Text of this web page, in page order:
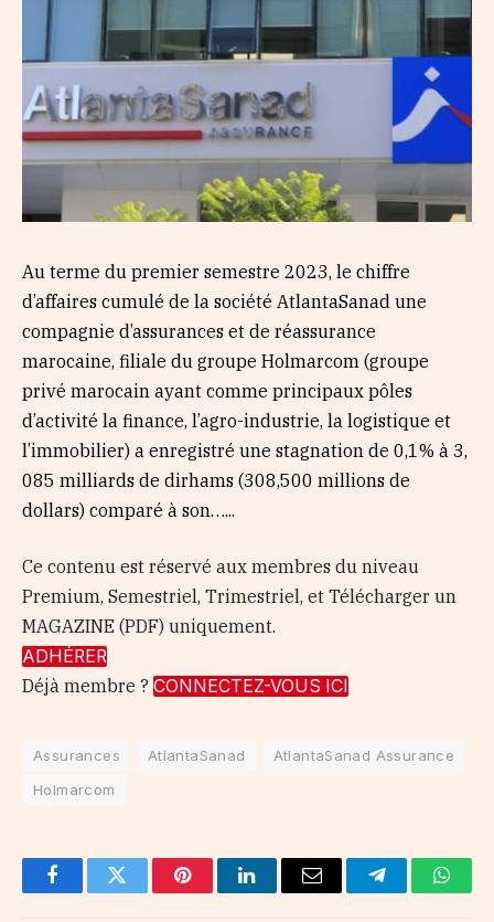
Au terme du premier semestre 2023, le chiffre
d’affaires cumulé de la société AtlantaSanad une
compagnie d’assurances et de réassurance
marocaine, filiale du groupe Holmarcom (groupe
privé marocain ayant comme principaux pôles
d’activité la finance, l’agro-industrie, la logistique et
l’immobilier) a enregistré une stagnation de 0,1% à 3,
085 milliards de dirhams (308,500 millions de
dollars) comparé à son…...
Ce contenu est réservé aux membres du niveau
Premium, Semestriel, Trimestriel, et Télécharger un
MAGAZINE (PDF) uniquement.
ADHÉRER
Déjà membre ? CONNECTEZ-VOUS ICI
Assurances AtlantaSanad
AtlantaSanad Assurance
Holmarcom
FacebookTwitter PinterestLinkedInEmail Telegram